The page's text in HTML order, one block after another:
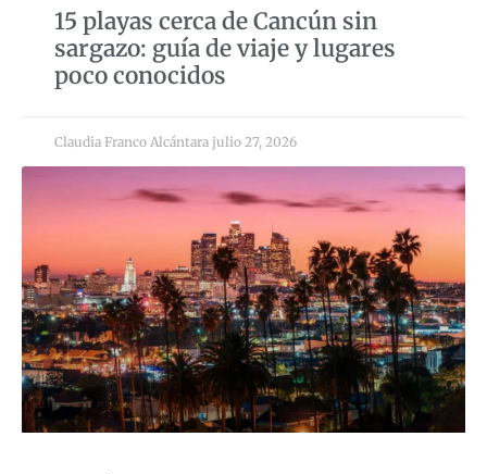
15 playas cerca de Cancún sin
sargazo: guía de viaje y lugares
poco conocidos
Claudia Franco Alcántara julio 27, 2026